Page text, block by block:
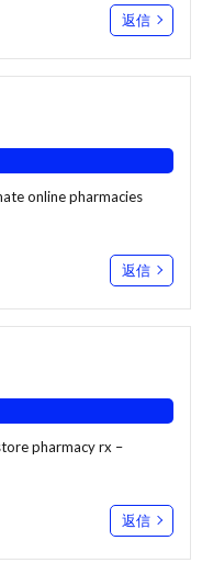
返信
online pharmacies
返信
pharmacy rx –
返信